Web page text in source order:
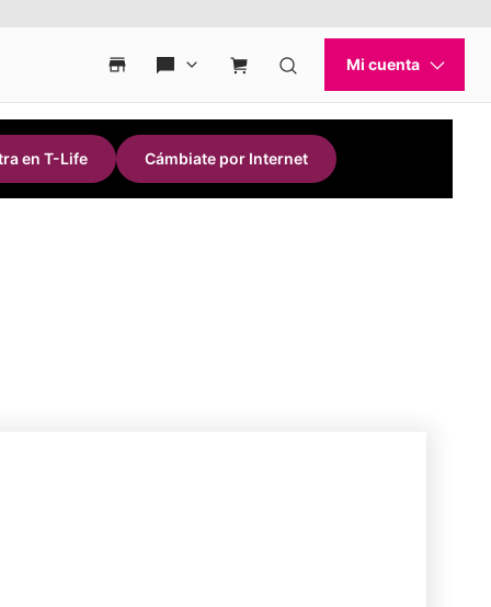
en T-Life Cámbiate por Internet